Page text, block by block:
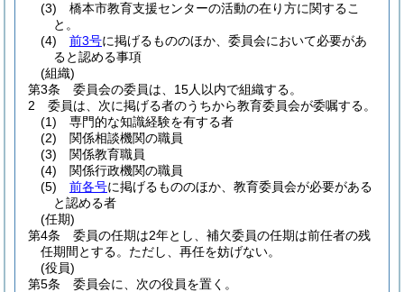
(3)
橋本市教育支援センターの活動の在り方に関するこ
と。
(4)
前3号に掲げるもののほか、委員会において必要があ
ると認める事項
(組織)
第3条
委員会の委員は、15人以内で組織する。
2
委員は、次に掲げる者のうちから教育委員会が委嘱する。
(1)
専門的な知識経験を有する者
(2)
関係相談機関の職員
(3)
関係教育職員
(4)
関係行政機関の職員
(5)
前各号に掲げるもののほか、教育委員会が必要がある
と認める者
(任期)
第4条
委員の任期は2年とし、補欠委員の任期は前任者の残
任期間とする。 ただし、再任を妨げない。
(役員)
第5条
委員会に、次の役員を置く。